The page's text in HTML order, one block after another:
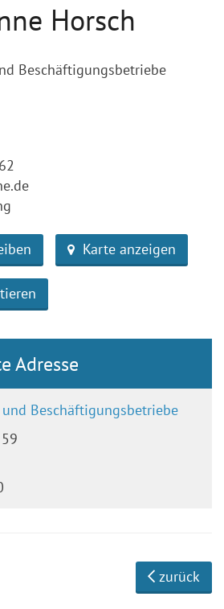
Horsch
Beschäftigungsbetriebe
Karte anzeigen
Adresse
Beschäftigungsbetriebe
zurück